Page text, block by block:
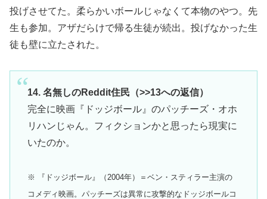
投げさせてた。柔らかいボールじゃなくて本物のやつ。先
生も参加。アザだらけで帰る生徒が続出。投げなかった生
徒も壁に立たされた。
14. 名無しのReddit住民（>>13への返信）
完全に映画『ドッジボール』のパッチーズ・オホ
リハンじゃん。フィクションかと思ったら現実に
いたのか。
※ 『ドッジボール』（2004年）＝ベン・スティラー主演の
コメディ映画。パッチーズは異常に攻撃的なドッジボールコ